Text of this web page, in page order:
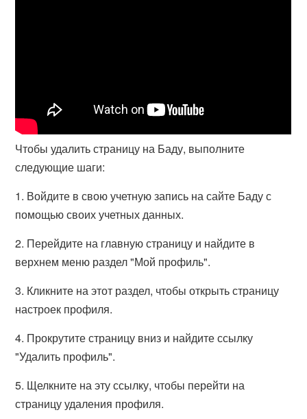
Чтобы удалить страницу на Баду, выполните
следующие шаги:
1. Войдите в свою учетную запись на сайте Баду с
помощью своих учетных данных.
2. Перейдите на главную страницу и найдите в
верхнем меню раздел "Мой профиль".
3. Кликните на этот раздел, чтобы открыть страницу
настроек профиля.
4. Прокрутите страницу вниз и найдите ссылку
"Удалить профиль".
5. Щелкните на эту ссылку, чтобы перейти на
страницу удаления профиля.